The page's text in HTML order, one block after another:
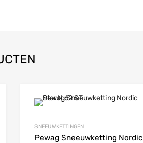
Add to Wishlist
Add to Compare
SNEEUWKETTINGEN
Pewag Sneeuwketting Nordic